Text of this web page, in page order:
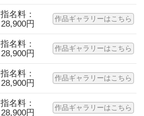
指名料：
28,900円
作品ギャラリーはこちら
指名料：
28,900円
作品ギャラリーはこちら
指名料：
28,900円
作品ギャラリーはこちら
指名料：
28,900円
作品ギャラリーはこちら